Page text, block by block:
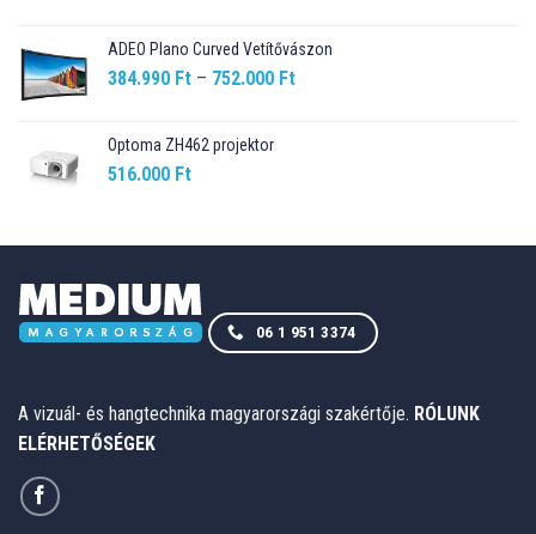
ADEO Plano Curved Vetítővászon
384.990 Ft – 752.000 FtÁrtartomány:
Optoma ZH462 projektor
516.000 Ft
06 1 951 3374
A vizuál- és hangtechnika magyarországi szakértője. RÓLUNK
ELÉRHETŐSÉGEK